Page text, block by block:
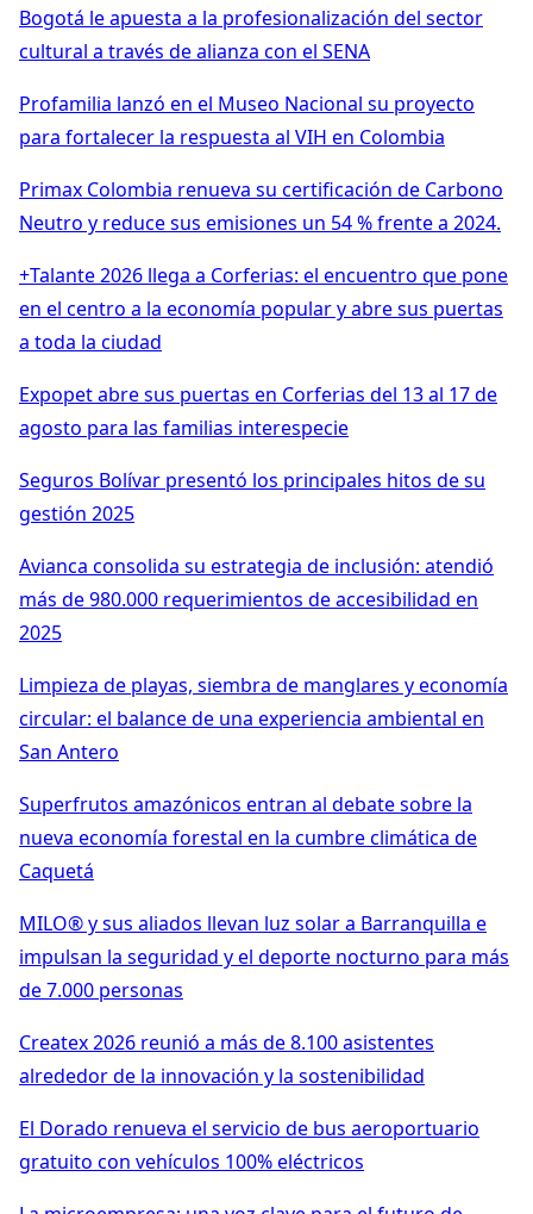
Bogotá le apuesta a la profesionalización del sector
cultural a través de alianza con el SENA
Profamilia lanzó en el Museo Nacional su proyecto
para fortalecer la respuesta al VIH en Colombia
Primax Colombia renueva su certificación de Carbono
Neutro y reduce sus emisiones un 54 % frente a 2024.
+Talante 2026 llega a Corferias: el encuentro que pone
en el centro a la economía popular y abre sus puertas
a toda la ciudad
Expopet abre sus puertas en Corferias del 13 al 17 de
agosto para las familias interespecie
Seguros Bolívar presentó los principales hitos de su
gestión 2025
Avianca consolida su estrategia de inclusión: atendió
más de 980.000 requerimientos de accesibilidad en
2025
Limpieza de playas, siembra de manglares y economía
circular: el balance de una experiencia ambiental en
San Antero
Superfrutos amazónicos entran al debate sobre la
nueva economía forestal en la cumbre climática de
Caquetá
MILO® y sus aliados llevan luz solar a Barranquilla e
impulsan la seguridad y el deporte nocturno para más
de 7.000 personas
Createx 2026 reunió a más de 8.100 asistentes
alrededor de la innovación y la sostenibilidad
El Dorado renueva el servicio de bus aeroportuario
gratuito con vehículos 100% eléctricos